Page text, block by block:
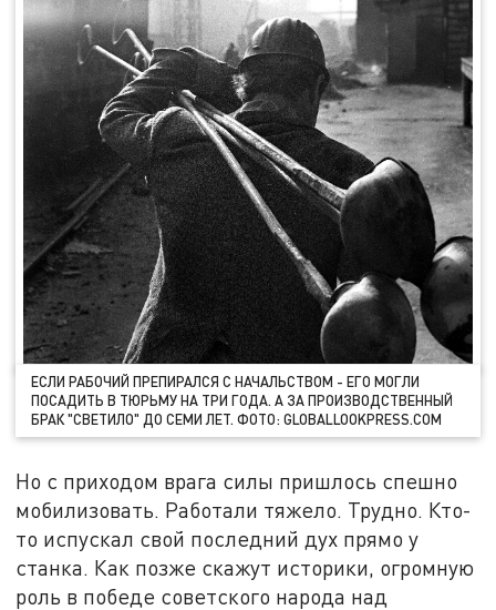
ЕСЛИ РАБОЧИЙ ПРЕПИРАЛСЯ С НАЧАЛЬСТВОМ - ЕГО МОГЛИ
ПОСАДИТЬ В ТЮРЬМУ НА ТРИ ГОДА. А ЗА ПРОИЗВОДСТВЕННЫЙ
БРАК "СВЕТИЛО" ДО СЕМИ ЛЕТ. ФОТО: GLOBALLOOKPRESS.COM
Но с приходом врага силы пришлось спешно
мобилизовать. Работали тяжело. Трудно. Кто-
то испускал свой последний дух прямо у
станка. Как позже скажут историки, огромную
роль в победе советского народа над